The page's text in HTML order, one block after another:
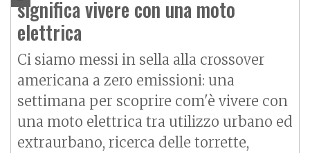
significa vivere con una moto
elettrica
Ci siamo messi in sella alla crossover
americana a zero emissioni: una
settimana per scoprire com'è vivere con
una moto elettrica tra utilizzo urbano ed
extraurbano, ricerca delle torrette,